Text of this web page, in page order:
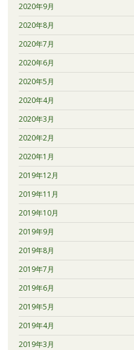
2020年9月
2020年8月
2020年7月
2020年6月
2020年5月
2020年4月
2020年3月
2020年2月
2020年1月
2019年12月
2019年11月
2019年10月
2019年9月
2019年8月
2019年7月
2019年6月
2019年5月
2019年4月
2019年3月